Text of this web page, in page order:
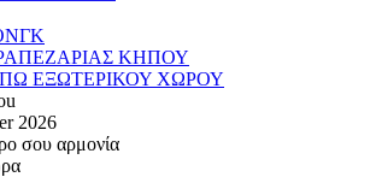
ΚΗΠΟΥ
ΕΞΩΤΕΡΙΚΟΥ ΧΩΡΟΥ
2026
σου αρμονία